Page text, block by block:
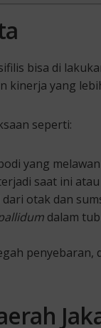
bisa di
kinerja yang
seperti:
yang
saat ini atau
otak dan
dalam
penyebaran,